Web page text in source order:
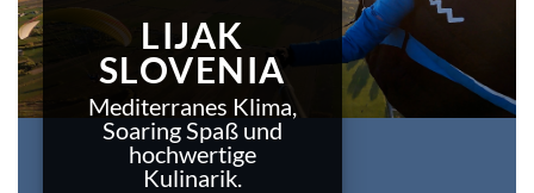
LIJAK
SLOVENIA
Mediterranes Klima,
Soaring Spaß und
hochwertige
Kulinarik.